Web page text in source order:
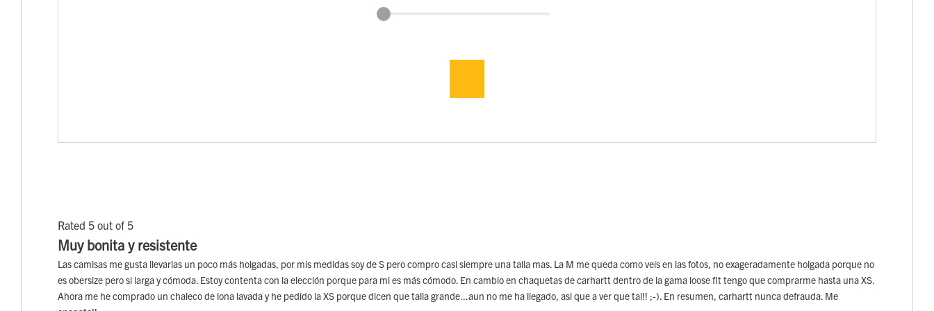
Rated 5 out of 5
Muy bonita y resistente
Las camisas me gusta llevarlas un poco más holgadas, por mis medidas soy de S pero compro casi siempre una talla mas. La M me queda como veís en las fotos, no exageradamente holgada porque no
es obersize pero si larga y cómoda. Estoy contenta con la elección porque para mi es más cómodo. En cambio en chaquetas de carhartt dentro de la gama loose fit tengo que comprarme hasta una XS.
Ahora me he comprado un chaleco de lona lavada y he pedido la XS porque dicen que talla grande...aun no me ha llegado, asi que a ver que tal!! ;-). En resumen, carhartt nunca defrauda. Me